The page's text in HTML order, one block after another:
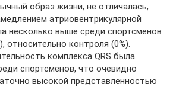
образ жизни, не отличалась,
атриовентрикулярной
несколько выше среди спортсменов
относительно контроля (0%).
комплекса QRS была
спортсменов, что очевидно
высокой представленностью